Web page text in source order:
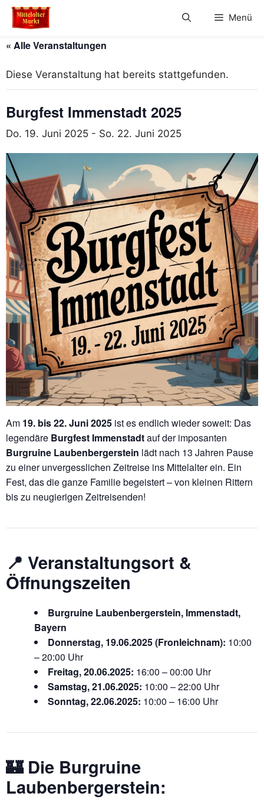
Zum
Inhalt
Menü
« Alle Veranstaltungen
Diese Veranstaltung hat bereits stattgefunden.
Burgfest Immenstadt 2025
Do. 19. Juni 2025 - So. 22. Juni 2025
Am 19. bis 22. Juni 2025 ist es endlich wieder soweit: Das
legendäre Burgfest Immenstadtauf der imposanten
Burgruine Laubenbergerstein lädt nach 13 Jahren Pause
zu einer unvergesslichen Zeitreise ins Mittelalter ein. Ein
Fest, das die ganze Familie begeistert – von kleinen Rittern
bis zu neugierigen Zeitreisenden!
📍 Veranstaltungsort &
Öffnungszeiten
Burgruine Laubenbergerstein, Immenstadt,
Bayern
Donnerstag, 19.06.2025 (Fronleichnam): 10:00
– 20:00 Uhr
Freitag, 20.06.2025: 16:00 – 00:00 Uhr
Samstag, 21.06.2025: 10:00 – 22:00 Uhr
Sonntag, 22.06.2025: 10:00 – 16:00 Uhr
🏰Die Burgruine
Laubenbergerstein: